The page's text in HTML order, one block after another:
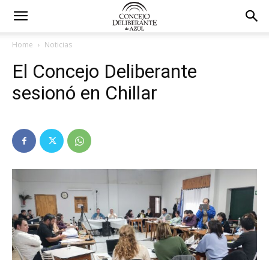
Home Noticias
El Concejo Deliberante
sesionó en Chillar